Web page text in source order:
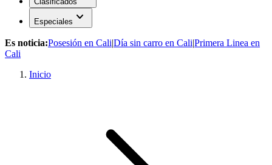
Especiales expand_more
Es noticia:Posesión en Cali|Día sin carro en Cali|Primera Linea en
Cali
Inicio